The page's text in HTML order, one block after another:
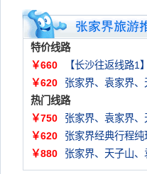
特价线路
￥660
【长沙往返线路
￥620
张家界、袁家界
热门线路
￥750
张家界、袁家界
￥620
张家界经典行程
￥880
张家界、天子山